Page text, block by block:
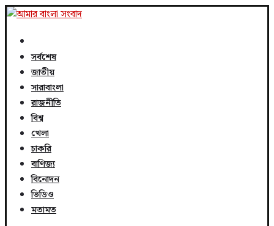
সর্বশেষ
জাতীয়
সারাবাংলা
রাজনীতি
বিশ্ব
খেলা
চাকরি
বাণিজ্য
বিনোদন
ভিডিও
মতামত